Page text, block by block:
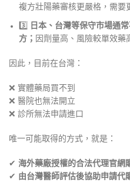
複方壯陽藥審核更嚴格，需要
3️⃣
日本、台灣等保守市場通
方； 因劑量高、風險較單效藥
因此，目前在台灣：
❌ 實體藥局買不到
❌ 醫院也無法開立
❌ 診所無法申請進口
唯一可能取得的方式，就是：
✔ 海外藥廠授權的合法代理官網
✔ 由台灣醫師評估後協助申請代